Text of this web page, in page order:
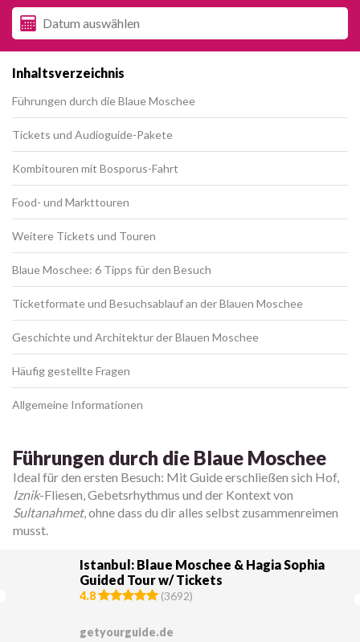
Inhaltsverzeichnis
Führungen durch die Blaue Moschee
Tickets und Audioguide-Pakete
Kombitouren mit Bosporus-Fahrt
Food- und Markttouren
Weitere Tickets und Touren
Blaue Moschee: 6 Tipps für den Besuch
Ticketformate und Besuchsablauf an der Blauen Moschee
Geschichte und Architektur der Blauen Moschee
Häufig gestellte Fragen
Allgemeine Informationen
Führungen durch die Blaue Moschee
Ideal für den ersten Besuch: Mit Guide erschließen sich Hof,
Iznik-Fliesen, Gebetsrhythmus und der Kontext von
Sultanahmet, ohne dass du dir alles selbst zusammenreimen
musst.
Istanbul: Blaue Moschee & Hagia Sophia
Guided Tour w/ Tickets
4.8 (3692)
getyourguide.de